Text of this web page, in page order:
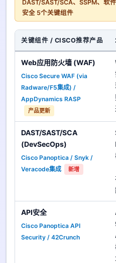
DAST/SAST/SCA、SSPM、软
安全 5个关键组件
关键组件 / CISCO推荐产品
Web应用防火墙 (WAF)
Cisco Secure WAF (via
Radware/F5集成) /
AppDynamics RASP
产品更新
DAST/SAST/SCA
(DevSecOps)
Cisco Panoptica / Snyk /
Veracode集成
新增
API安全
Cisco Panoptica API
Security / 42Crunch